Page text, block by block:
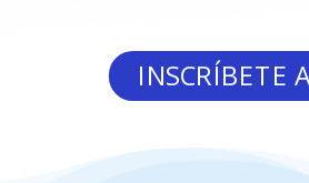
INSCRÍBETE